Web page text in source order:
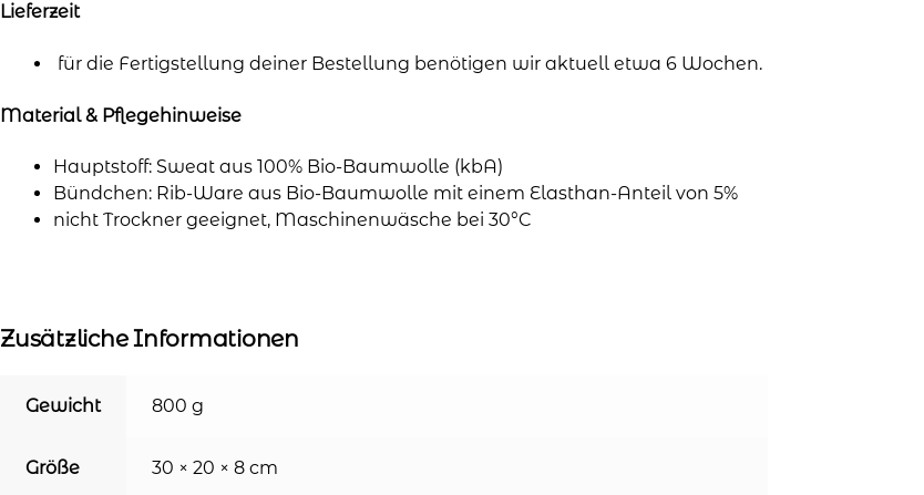
Lieferzeit
für die Fertigstellung deiner Bestellung benötigen wir aktuell etwa 6 Wochen.
Material & Pflegehinweise
Hauptstoff: Sweat aus 100% Bio-Baumwolle (kbA)
Bündchen: Rib-Ware aus Bio-Baumwolle mit einem Elasthan-Anteil von 5%
nicht Trockner geeignet, Maschinenwäsche bei 30°C
Zusätzliche Informationen
Gewicht 800 g
Größe 30 × 20 × 8 cm